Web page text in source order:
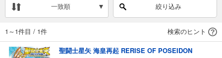
一致順 絞り込み
1～1件目 / 1件 検索のヒント
聖闘士星矢 海皇再起 RERISE OF POSEIDON